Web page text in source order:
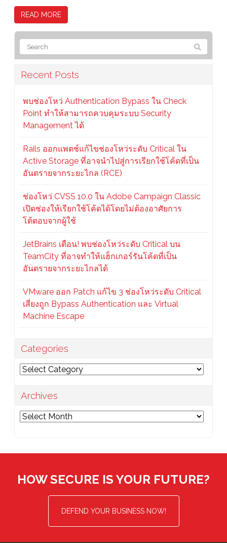
READ MORE
Recent Posts
พบช่องโหว่ Authentication Bypass ใน Check
Point ทำให้สามารถควบคุมระบบ Security
Management ได้
Rails ออกแพตช์แก้ไขช่องโหว่ระดับ Critical ใน
Active Storage ที่อาจนำไปสู่การเรียกใช้โค้ดที่เป็น
อันตรายจากระยะไกล (RCE)
ช่องโหว่ CVSS 10.0 ใน Adobe Campaign Classic
เปิดช่องให้เรียกใช้โค้ดได้โดยไม่ต้องอาศัยการ
โต้ตอบจากผู้ใช้
JetBrains เตือน! พบช่องโหว่ระดับ Critical บน
TeamCity ที่อาจทำให้แฮ็กเกอร์รันโค้ดที่เป็น
อันตรายจากระยะไกลได้
VMware ออก Patch แก้ไข 3 ช่องโหว่ระดับ Critical
เสี่ยงถูก Bypass Authentication และ Virtual
Machine Escape
Categories
Categories
Archives
Archives
HOW SECURE IS YOUR FUTURE?
DEFEND YOUR BUSINESS NOW!